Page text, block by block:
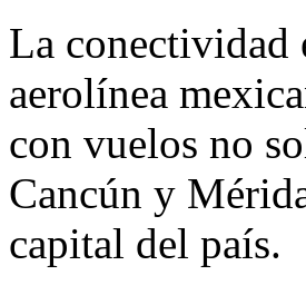
La conectividad
aerolínea
con vuelos no
Cancún y
capital del país.